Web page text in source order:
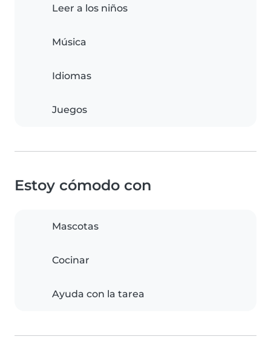
Leer a los niños
Música
Idiomas
Juegos
Estoy cómodo con
Mascotas
Cocinar
Ayuda con la tarea